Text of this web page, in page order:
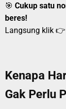
🎯 Cukup satu
beres!
Langsung klik 👉
Kenapa
Gak Perlu